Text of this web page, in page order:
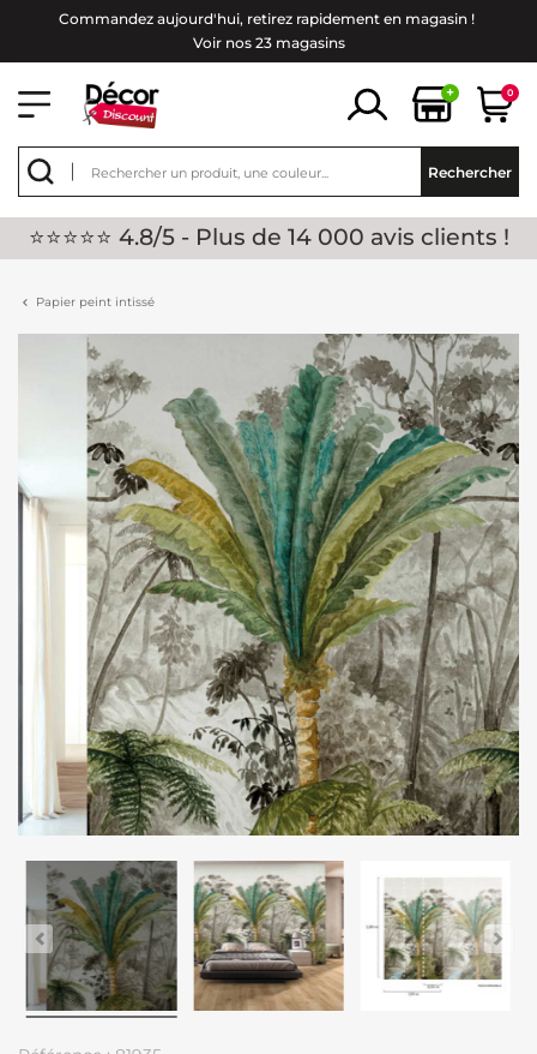
Commandez aujourd'hui, retirez rapidement en magasin !
Voir nos 23 magasins
+ 0
Rechercher
⭐⭐⭐⭐⭐ 4.8/5 - Plus de 14 000 avis clients !
Papier peint intissé